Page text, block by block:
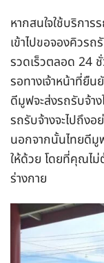
หากสนใจใช้บริกา
เข้าไปขอจองคิวรถ
รวดเร็วตลอด 24
รอทางเจ้าหน้าที่ยื
ดีมูฟจะส่งรถรับจ้า
รถรับจ้างจะไปถึง
นอกจากนั้นไทยดี
ให้ด้วย โดยที่คุณไม่
ร่างกาย